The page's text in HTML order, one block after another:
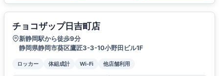
チョコザップ日吉町店
新静岡駅から徒歩9分
静岡県静岡市葵区鷹匠3-3-10小野田ビル1F
ロッカー 体組成計 Wi-Fi 他店舗利用